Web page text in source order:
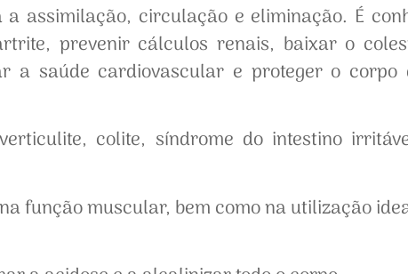
assimilação, circulação e eliminação. É
prevenir cálculos renais, baixar o
a saúde cardiovascular e proteger o corpo
colite, síndrome do intestino
função muscular, bem como na utilização